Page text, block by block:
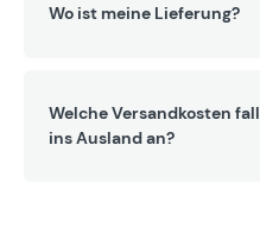
Wo ist meine Lieferung?
Welche Versandkosten
ins Ausland an?